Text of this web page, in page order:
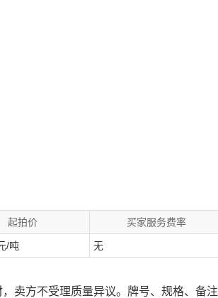
起拍价 买家服务费率
/吨 无
卖方不受理质量异议。牌号、规格、备注